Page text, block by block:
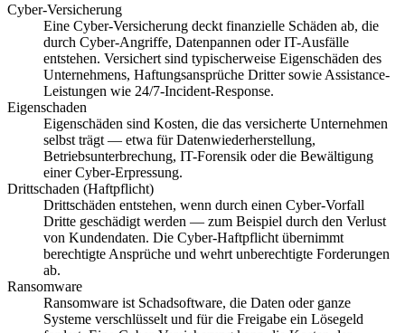
Cyber-Versicherung
Eine Cyber-Versicherung deckt finanzielle Schäden ab, die
durch Cyber-Angriffe, Datenpannen oder IT-Ausfälle
entstehen. Versichert sind typischerweise Eigenschäden des
Unternehmens, Haftungsansprüche Dritter sowie Assistance-
Leistungen wie 24/7-Incident-Response.
Eigenschaden
Eigenschäden sind Kosten, die das versicherte Unternehmen
selbst trägt — etwa für Datenwiederherstellung,
Betriebsunterbrechung, IT-Forensik oder die Bewältigung
einer Cyber-Erpressung.
Drittschaden (Haftpflicht)
Drittschäden entstehen, wenn durch einen Cyber-Vorfall
Dritte geschädigt werden — zum Beispiel durch den Verlust
von Kundendaten. Die Cyber-Haftpflicht übernimmt
berechtigte Ansprüche und wehrt unberechtigte Forderungen
ab.
Ransomware
Ransomware ist Schadsoftware, die Daten oder ganze
Systeme verschlüsselt und für die Freigabe ein Lösegeld